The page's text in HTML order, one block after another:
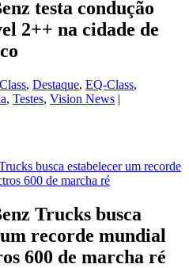
testa condução
2++ na cidade de
, Destaque, EQ-Class,
, Testes, Vision News |
Trucks busca
recorde mundial
600 de marcha ré